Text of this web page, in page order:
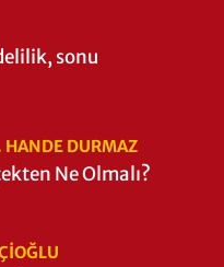
sonu
DURMAZ
Ne Olmalı?